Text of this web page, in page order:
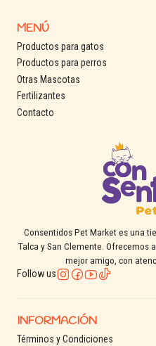
MENÚ
Productos para gatos
Productos para perros
Otras Mascotas
Fertilizantes
Contacto
Consentidos Pet Market es una
Talca y San Clemente. Ofrecemos
mejor amigo, con
Follow us
INFORMACIÓN
Términos y Condiciones